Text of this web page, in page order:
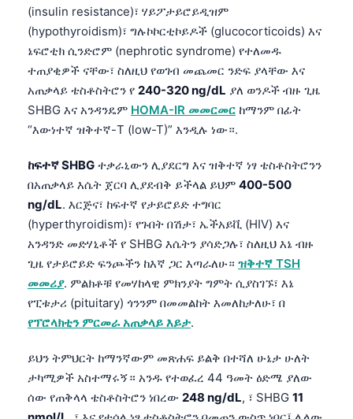
(insulin resistance)፣ ሃይፖታይሮይዲዝም
(hypothyroidism)፣ ግሉኮኮርቲኮይዶች (glucocorticoids) እና
ኔፍሮቲክ ሲንድሮም (nephrotic syndrome) የተለመዱ
ተጠያቂዎች ናቸው፣ ስለዚህ የወገብ መጨመር ንድፍ ያላቸው እና
አጠቃላይ ቴስቶስትሮን የ 240-320 ng/dL ያለ ወንዶች ብዙ ጊዜ
SHBG እና አንዳንዴም HOMA-IR መመርመር ከማንም በፊት
“እውነተኛ ዝቅተኛ-T (low-T)” እንዲሉ ነው።.
ከፍተኛ SHBG ተቃራኒውን ሊያደርግ እና ዝቅተኛ ነፃ ቴስቶስትሮንን
በአጠቃላይ እሴት ጀርባ ሊያደብቅ ይችላል ይህም 400-500
ng/dL. እርጅና፣ ከፍተኛ የታይሮይድ ተግባር
(hyperthyroidism)፣ የጉበት በሽታ፣ ኤችአይቪ (HIV) እና
አንዳንድ መድሃኒቶች የ SHBG እሴትን ያሳድጋሉ፣ ስለዚህ እኔ ብዙ
ጊዜ የታይሮይድ ፍንጮችን ከእኛ ጋር እጣራለሁ። ዝቅተኛ TSH
መመሪያ. ምልክቶቹ የመሃከላዊ ምክንያት ግምት ሲያስገኙ፣ እኔ
የፒቱታሪ (pituitary) ጎንንም በመመልከት እመለከታለሁ፣ በ
የፕሮላክቲን ምርመራ አጠቃላይ እይታ.
ይህን ትምህርት ከማንኛውም መጽሐፍ ይልቅ በተሻለ ሁኔታ ሁለት
ታካሚዎች አስተማሩኝ። አንዱ የተወፈረ 44 ዓመት ዕድሜ ያለው
ሰው የጠቅላላ ቴስቶስትሮን ነበረው 248 ng/dL, ፣ SHBG 11